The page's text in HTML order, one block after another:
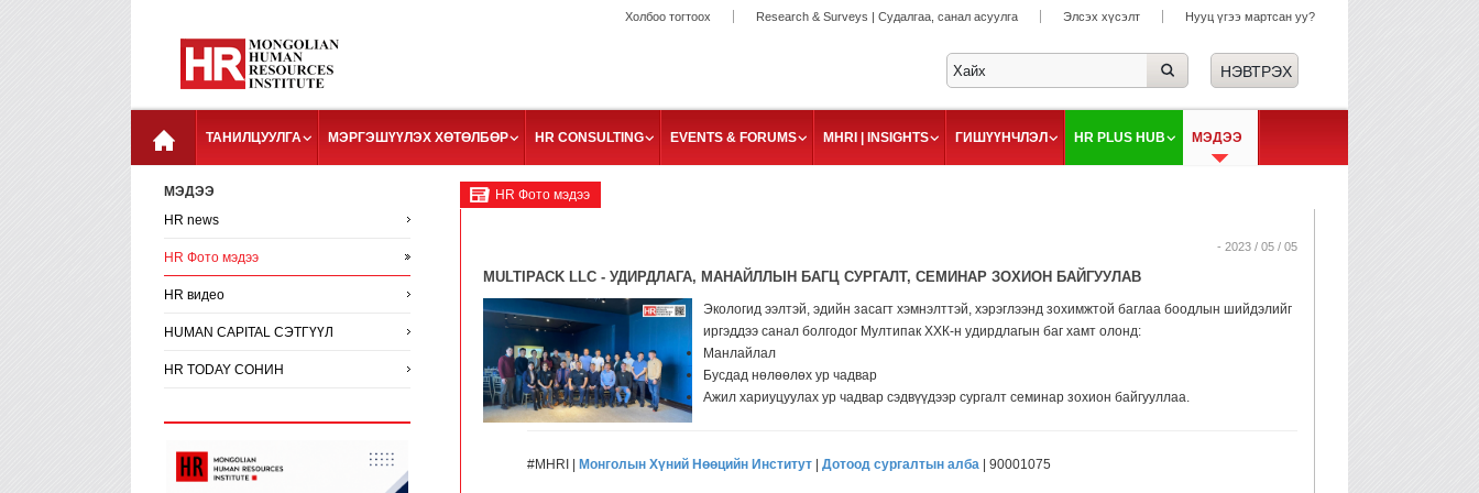
Холбоо тогтоох Research & Surveys | Судалгаа, санал асуулга Элсэх хүсэлт Нууц үгээ мартсан уу?
ТАНИЛЦУУЛГА МЭРГЭШҮҮЛЭХ ХӨТӨЛБӨР HR CONSULTING EVENTS & FORUMS MHRI | INSIGHTS ГИШҮҮНЧЛЭЛ HR PLUS HUB МЭДЭЭ
МЭДЭЭ
HR news
HR Фото мэдээ
HR видео
HUMAN CAPITAL СЭТГҮҮЛ
HR TODAY СОНИН
HR Фото мэдээ
- 2023 / 05 / 05
MULTIPACK LLC - УДИРДЛАГА, МАНАЙЛЛЫН БАГЦ СУРГАЛТ, СЕМИНАР ЗОХИОН БАЙГУУЛАВ
Экологид ээлтэй, эдийн засагт хэмнэлттэй, хэрэглээнд зохимжтой баглаа боодлын шийдэлийг
иргэддээ санал болгодог Мултипак ХХК-н удирдлагын баг хамт олонд:
Манлайлал
Бусдад нөлөөлөх ур чадвар
Ажил хариуцуулах ур чадвар сэдвүүдээр сургалт семинар зохион байгууллаа.
#MHRI | Монголын Хүний Нөөцийн Институт Дотоод сургалтын алба | 90001075